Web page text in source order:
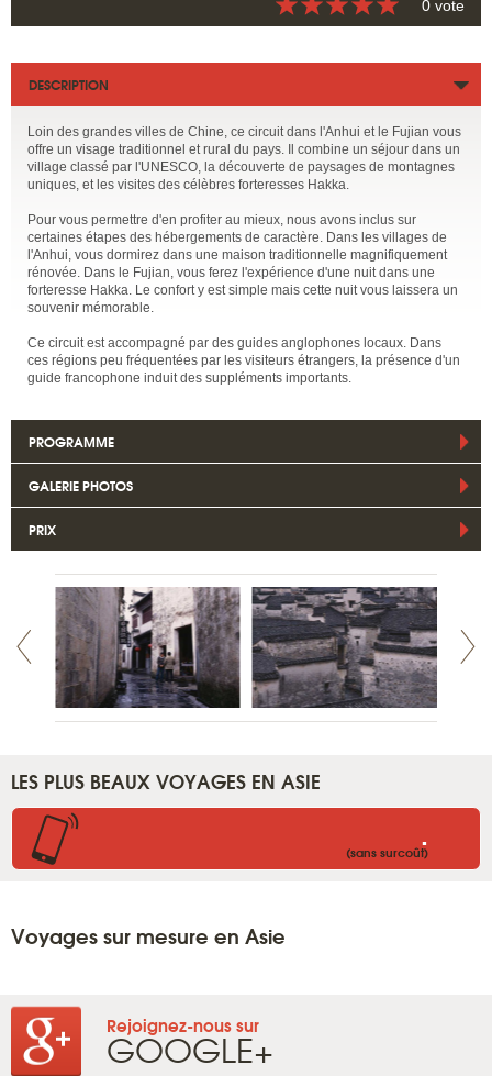
0 vote
DESCRIPTION
Loin des grandes villes de Chine, ce circuit dans l'Anhui et le Fujian vous
offre un visage traditionnel et rural du pays. Il combine un séjour dans un
village classé par l'UNESCO, la découverte de paysages de montagnes
uniques, et les visites des célèbres forteresses Hakka.
Pour vous permettre d'en profiter au mieux, nous avons inclus sur
certaines étapes des hébergements de caractère. Dans les villages de
l'Anhui, vous dormirez dans une maison traditionnelle magnifiquement
rénovée. Dans le Fujian, vous ferez l'expérience d'une nuit dans une
forteresse Hakka. Le confort y est simple mais cette nuit vous laissera un
souvenir mémorable.
Ce circuit est accompagné par des guides anglophones locaux. Dans
ces régions peu fréquentées par les visiteurs étrangers, la présence d'un
guide francophone induit des suppléments importants.
PROGRAMME
GALERIE PHOTOS
PRIX
LES PLUS BEAUX VOYAGES EN ASIE
.
(sans surcoût)
Voyages sur mesure en Asie
Rejoignez-nous sur
GOOGLE+